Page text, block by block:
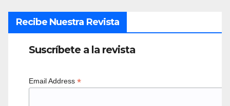
Recibe Nuestra Revista
Suscríbete a la revista
Email Address *